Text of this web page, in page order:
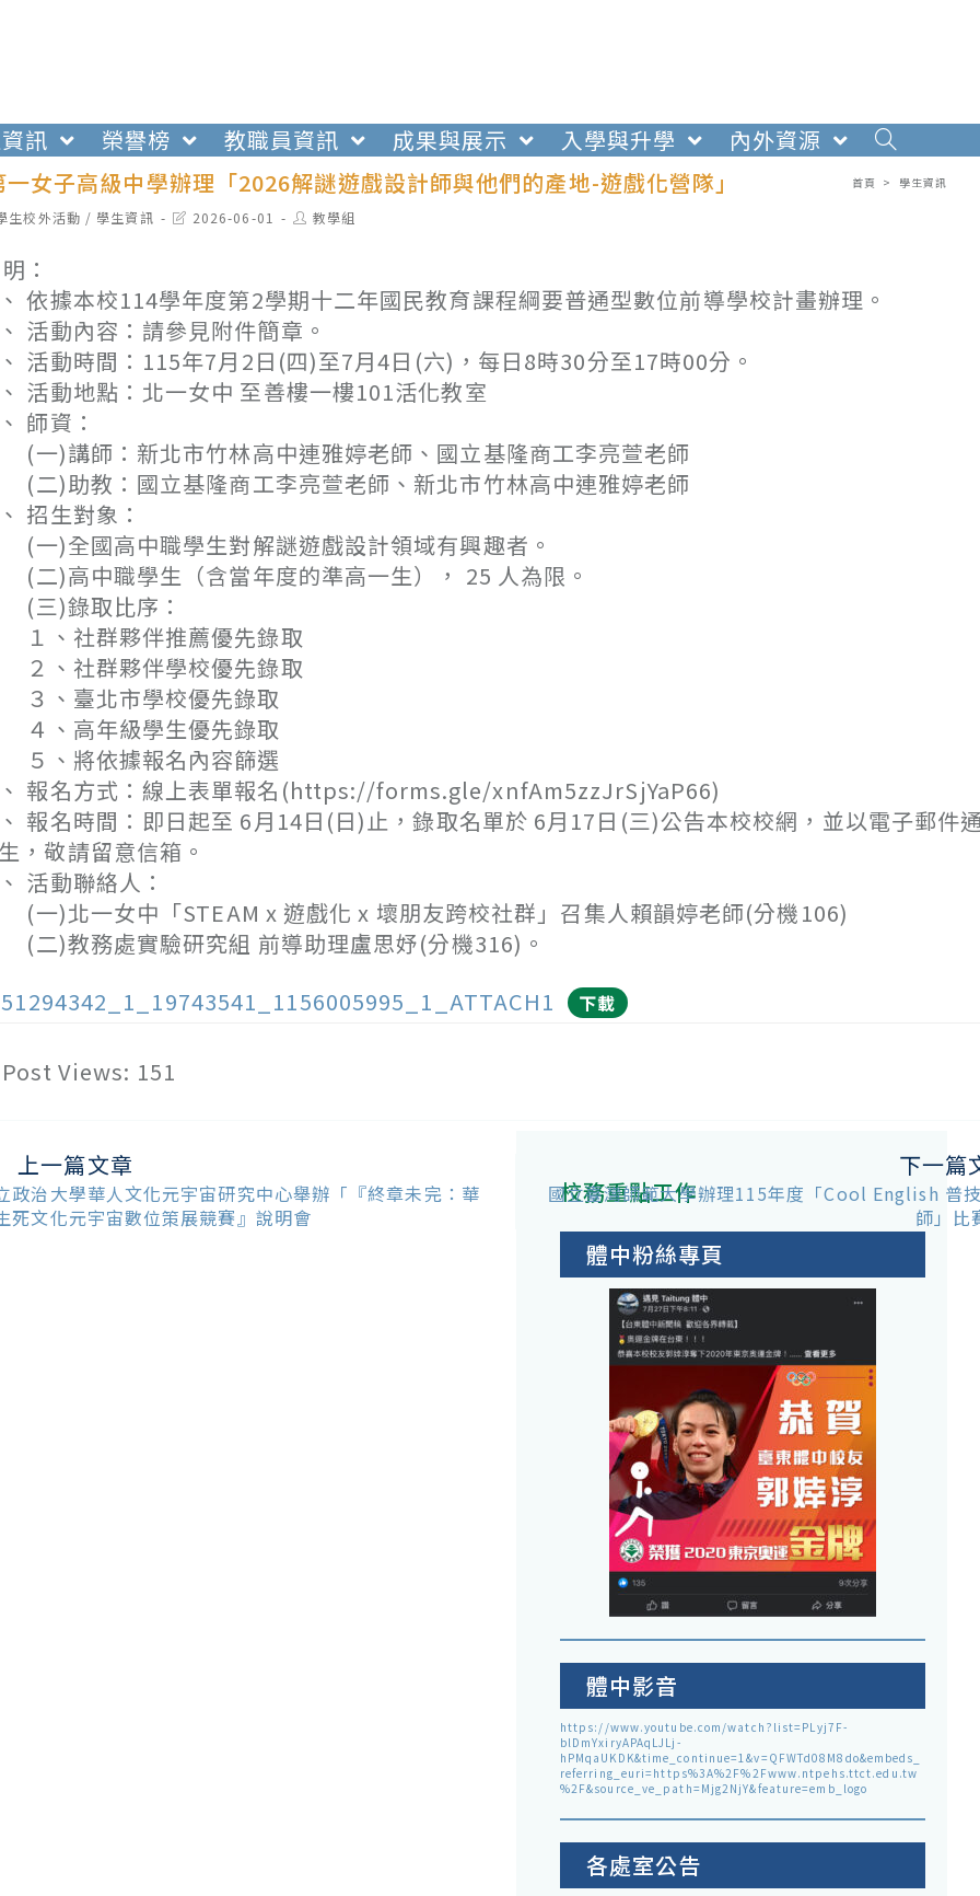
訊 榮譽榜 教職員資訊 成果與展示 入學與升學
內外資源
女子高級中學辦理「2026解謎遊戲設計師與他們的產地-遊戲化營隊」
首頁 > 學生資訊
生校外活動 / 學生資訊
Post2026-06-01
Post教學組
：
依據本校114學年度第2學期十二年國民教育課程綱要普通型數位前導學校計畫辦理。
活動內容：請參見附件簡章。
活動時間：115年7月2日(四)至7月4日(六)，每日8時30分至17時00分。
活動地點：北一女中 至善樓一樓101活化教室
師資：
)講師：新北市竹林高中連雅婷老師、國立基隆商工李亮萱老師
)助教：國立基隆商工李亮萱老師、新北市竹林高中連雅婷老師
招生對象：
)全國高中職學生對解謎遊戲設計領域有興趣者。
)高中職學生（含當年度的準高一生）， 25 人為限。
)錄取比序：
、社群夥伴推薦優先錄取
、社群夥伴學校優先錄取
、臺北市學校優先錄取
、高年級學生優先錄取
、將依據報名內容篩選
報名方式：線上表單報名(https://forms.gle/xnfAm5zzJrSjYaP66)
報名時間：即日起至 6月14日(日)止，錄取名單於 6月17日(三)公告本校校網，並以電子郵件
，敬請留意信箱。
活動聯絡人：
)北一女中「STEAM x 遊戲化 x 壞朋友跨校社群」召集人賴韻婷老師(分機106)
)教務處實驗研究組 前導助理盧思妤(分機316)。
下載
Post Views: 151
上一篇文章
政治大學華人文化元宇宙研究中心舉辦「『終章未完：華
死文化元宇宙數位策展競賽』說明會
下一篇
國立臺灣師範大學辦理115年度「Cool English 普
師」比
校務重點工作
體中粉絲專頁
體中影音
https://www.youtube.com/watch?list=PLyj7F-
blDmYxiryAPAqLJLj-
hPMqaUKDK&time_continue=1&v=QFWTd08M8do&embeds_
referring_euri=https%3A%2F%2Fwww.ntpehs.ttct.edu.tw
%2F&source_ve_path=Mjg2NjY&feature=emb_logo
各處室公告